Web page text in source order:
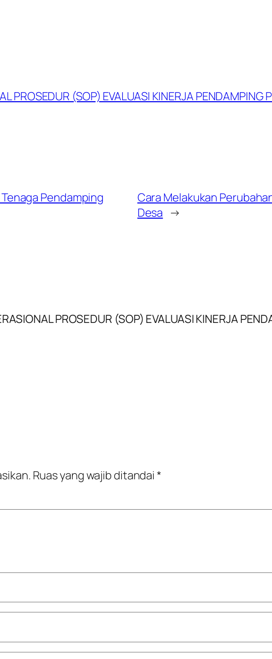
PROSEDUR (SOP) EVALUASI KINERJA PENDAMPING
Pendamping
Cara Melakukan
Desa →
PROSEDUR (SOP) EVALUASI KINERJA
Ruas yang wajib ditandai*